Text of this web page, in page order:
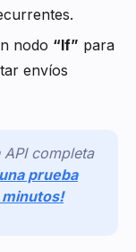
nodo “If” para
envíos
completa
prueba